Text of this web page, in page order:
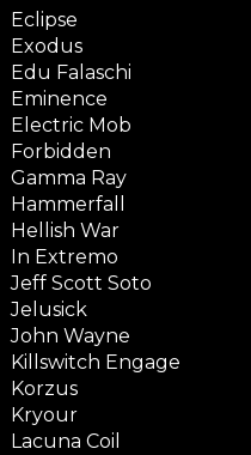
Eclipse
Exodus
Edu Falaschi
Eminence
Electric Mob
Forbidden
Gamma Ray
Hammerfall
Hellish War
In Extremo
Jeff Scott Soto
Jelusick
John Wayne
Killswitch Engage
Korzus
Kryour
Lacuna Coil